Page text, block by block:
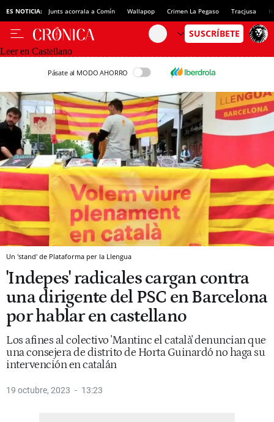
ES NOTICIA: Junts acorrala a Comín Wallapop Crimen La Pegaso Tracjusa
Leer en Castellano
Pásate al MODO AHORRO
Un 'stand' de Plataforma per la Llengua
'Indepes' radicales cargan contra
una dirigente del PSC en Barcelona
por hablar en castellano
Los afines al colectivo 'Mantinc el català' denuncian que
una consejera de distrito de Horta Guinardó no haga su
intervención en catalán
19 octubre, 2023 13:23